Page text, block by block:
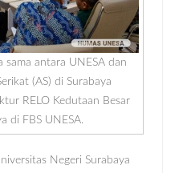
sama antara UNESA dan
(AS) di Surabaya
RELO Kedutaan Besar
di FBS UNESA.
Negeri Surabaya